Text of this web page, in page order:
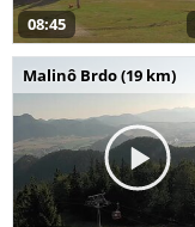
08:45
Malinô Brdo (19 km)